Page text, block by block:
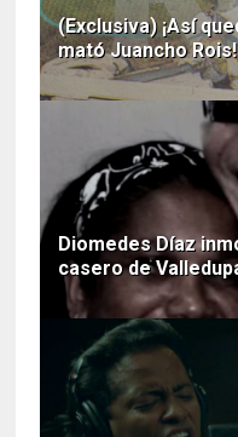
(Exclusiva) ¡Así
mató Juancho Rois!
Diomedes Díaz
casero de